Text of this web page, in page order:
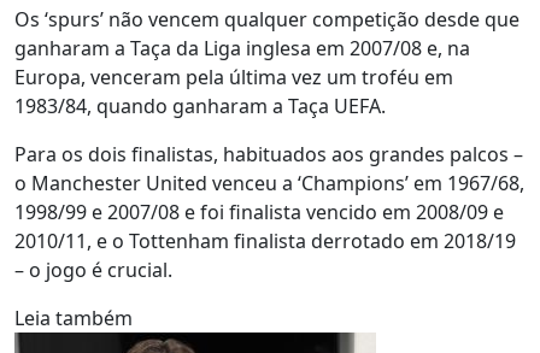
Os ‘spurs’ não vencem qualquer competição desde que
ganharam a Taça da Liga inglesa em 2007/08 e, na
Europa, venceram pela última vez um troféu em
1983/84, quando ganharam a Taça UEFA.
Para os dois finalistas, habituados aos grandes palcos –
o Manchester United venceu a ‘Champions’ em 1967/68,
1998/99 e 2007/08 e foi finalista vencido em 2008/09 e
2010/11, e o Tottenham finalista derrotado em 2018/19
– o jogo é crucial.
Leia também